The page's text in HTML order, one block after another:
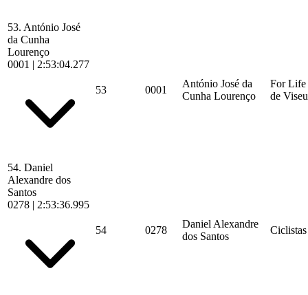
53. António José
da Cunha
Lourenço
0001 | 2:53:04.277
53 0001
António José da
Cunha Lourenço
For Life
de Viseu
54. Daniel
Alexandre dos
Santos
0278 | 2:53:36.995
54 0278
Daniel Alexandre
dos Santos